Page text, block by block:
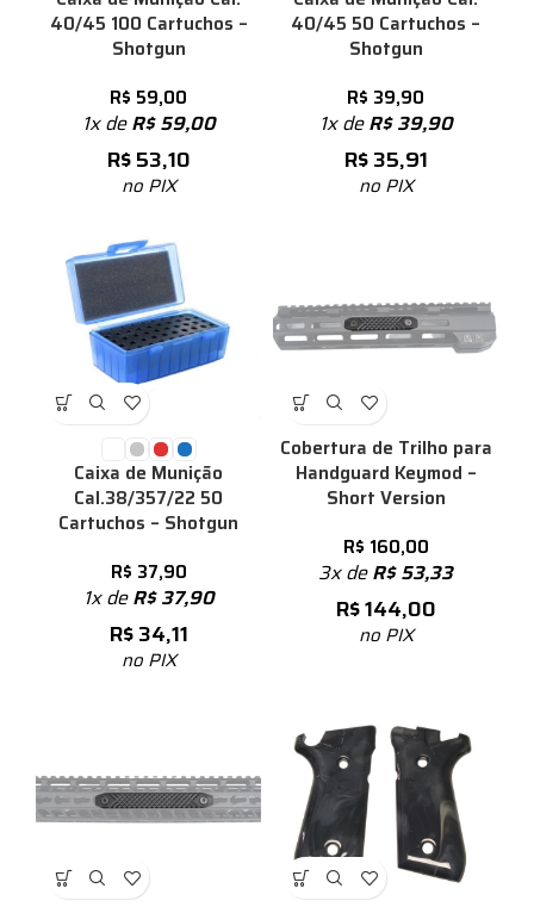
40/45 100 Cartuchos –
Shotgun
R$ 59,00
1x deR$59,00
R$53,10
no PIX
40/45 50 Cartuchos –
Shotgun
R$ 39,90
1x deR$39,90
R$35,91
no PIX
Caixa de Munição
Cal.38/357/22 50
Cartuchos – Shotgun
R$ 37,90
1x deR$37,90
R$34,11
no PIX
Cobertura de Trilho para
Handguard Keymod –
Short Version
R$ 160,00
3x deR$53,33
R$144,00
no PIX